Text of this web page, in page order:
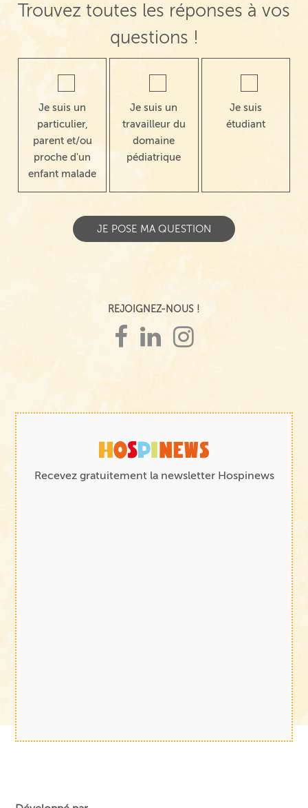
Trouvez toutes les réponses à vos
questions !
Je suis un
particulier,
parent et/ou
proche d'un
enfant malade
Je suis un
travailleur du
domaine
pédiatrique
Je suis
étudiant
REJOIGNEZ-NOUS !
Recevez gratuitement la newsletter Hospinews